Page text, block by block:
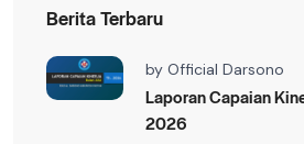
Berita Terbaru
by Official Darsono
Laporan Capaian
2026